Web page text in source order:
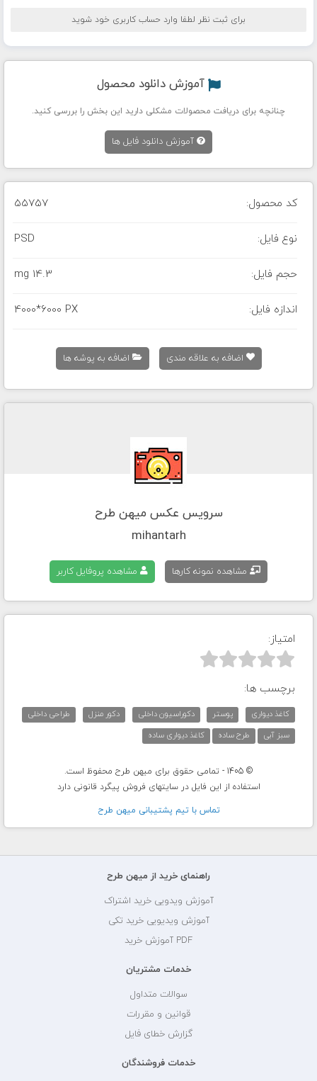
برای ثبت نظر لطفا وارد حساب کاربری خود شوید
آموزش دانلود محصول
چنانچه برای دریافت محصولات مشکلی دارید این بخش را بررسی کنید.
آموزش دانلود فایل ها
کد محصول: 55757
نوع فایل: PSD
حجم فایل: 14.3 mg
اندازه فایل: 4000*6000 PX
اضافه به علاقه مندی اضافه به پوشه ها
سرویس عکس میهن طرح
mihantarh
مشاهده نمونه کارها مشاهده پروفایل کاربر
امتیاز:



برچسب ها:
کاغذ دیواری پوستر دکوراسیون داخلی دکور منزل
طراحی داخلی
سبز آبی
طرح ساده کاغذ دیواری ساده
© 1405 - تمامی حقوق برای میهن طرح محفوظ است.
استفاده از این فایل در سایتهای فروش پیگرد قانونی دارد
تماس با تيم پشتيبانی ميهن طرح
راهنمای خرید از میهن طرح
آموزش ویدویی خرید اشتراک
آموزش ویدیویی خرید تکی
PDF آموزش خرید
خدمات مشتریان
سوالات متداول
قوانین و مقررات
گزارش خطای فایل
خدمات فروشندگان